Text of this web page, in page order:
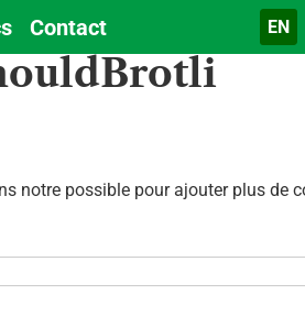
Contact EN
notre possible pour ajouter plus de